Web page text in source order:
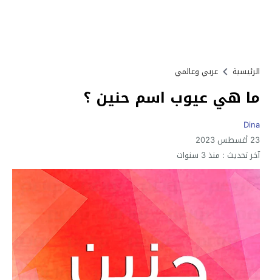
الرئيسية عربي وعالمي
ما هي عيوب اسم حنين ؟
Dina
23 أغسطس 2023
آخر تحديث : منذ 3 سنوات